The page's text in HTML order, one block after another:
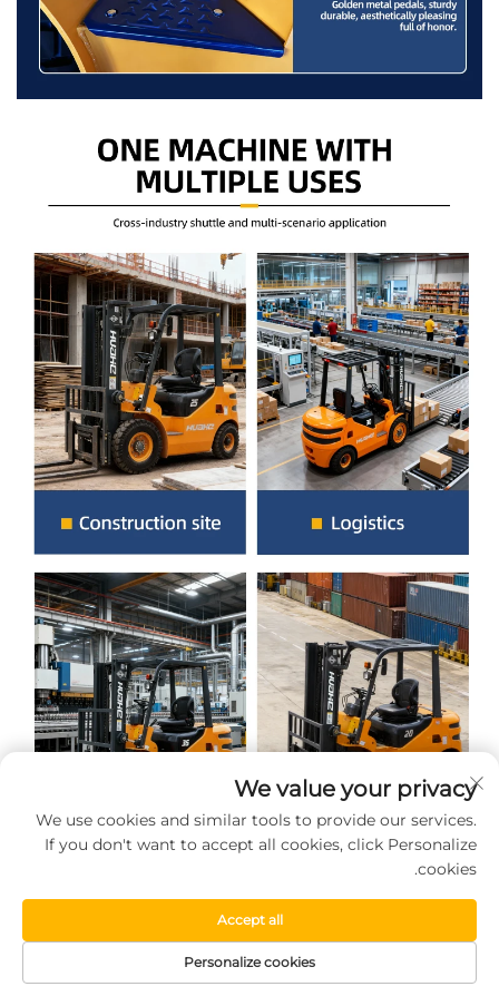
We value your privacy
We use cookies and similar tools to provide our services.
If you don't want to accept all cookies, click Personalize
cookies.
Personalize cookies
Accept all